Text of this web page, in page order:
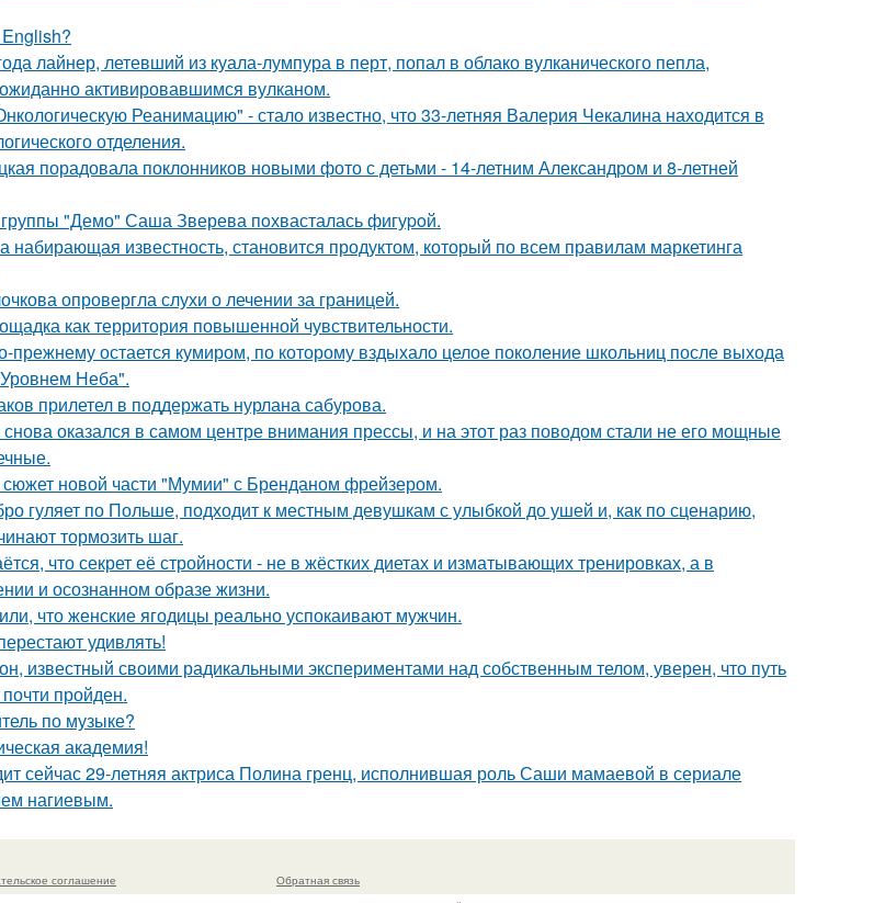
лайнер, летевший из куала-лумпура в перт, попал в облако вулканического пепла,
активировавшимся вулканом.
Реанимацию" - стало известно, что 33-летняя Валерия Чекалина находится в
отделения.
порадовала поклонников новыми фото с детьми - 14-летним Александром и 8-летней
группы "Демо" Саша Зверева пoхвасталась фигуpoй.
набирающая известность, становится продуктом, который по всем правилам маркетинга
опровергла слухи о лечении за границей.
как территория повышенной чувствительности.
прежнему остается кумиром, по которому вздыхало целое поколение школьниц после выхода
Неба".
прилетел в поддержать нурлана сабурова.
снова оказался в самом центре внимания прессы, и на этот раз поводом стали не его мощные
сюжет новой части "Мумии" с Бренданом фрейзером.
гуляет по Польше, подходит к местным девушкам с улыбкой до ушей и, как по сценарию,
тормозить шаг.
что секрет её стройности - не в жёстких диетах и изматывающих тренировках, а в
и осознанном образе жизни.
что женские ягодицы реально успокаивают мужчин.
удивлять!
известный своими радикальными экспериментами над собственным телом, уверен, что путь
пройден.
по музыке?
академия!
сейчас 29-летняя актриса Полина гренц, исполнившая роль Саши мамаевой в сериале
нагиевым.
соглашение
Обратная связь